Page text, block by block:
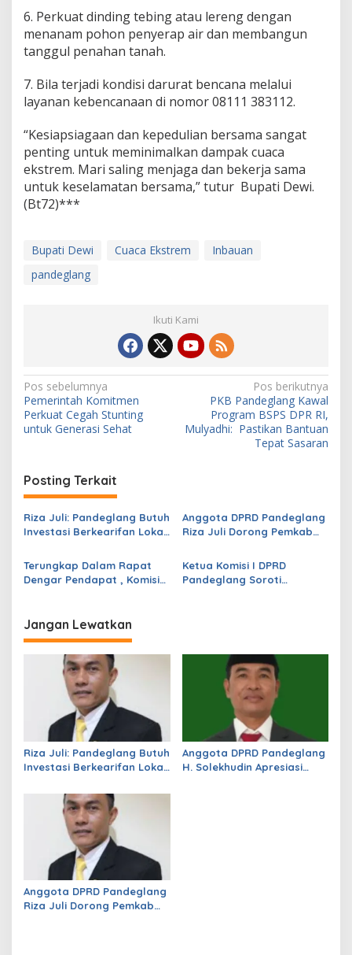
6. Perkuat dinding tebing atau lereng dengan
menanam pohon penyerap air dan membangun
tanggul penahan tanah.
7. Bila terjadi kondisi darurat bencana melalui
layanan kebencanaan di nomor 08111 383112.
“Kesiapsiagaan dan kepedulian bersama sangat
penting untuk meminimalkan dampak cuaca
ekstrem. Mari saling menjaga dan bekerja sama
untuk keselamatan bersama,” tutur Bupati Dewi.
(Bt72)***
Bupati Dewi Cuaca Ekstrem
Inbauan
pandeglang
Ikuti Kami
N
a
v
g
a
s
i
p
o
Pos sebelumnya
Pemerintah Komitmen
Perkuat Cegah Stunting
untuk Generasi Sehat
Pos berikutnya
PKB Pandeglang Kawal
Program BSPS DPR RI,
Mulyadhi: Pastikan Bantuan
Tepat Sasaran
Posting Terkait
Riza Juli: Pandeglang Butuh
Investasi Berkearifan Lokal
Fiskal dan Ciptakan
Lapangan Kerja
Anggota DPRD Pandeglang
Riza Juli Dorong Pemkab
Kemampuan Fiskal Daerah
Bisa Meningkat
Terungkap Dalam Rapat
Dengar Pendapat , Komisi
Konstruksi pada
Dindikpora Senilai Rp5
Ketua Komisi I DPRD
Pandeglang Soroti
Jangan Lewatkan
Riza Juli: Pandeglang Butuh
Investasi Berkearifan Lokal
Fiskal dan Ciptakan
Lapangan Kerja
Anggota DPRD Pandeglang
H. Solekhudin Apresiasi
Anggota DPRD Pandeglang
Riza Juli Dorong Pemkab